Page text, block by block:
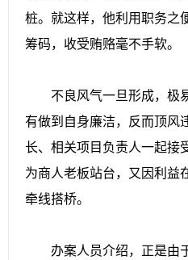
桩。就这样，他利用职务之
筹码，收受贿赂毫不手软。
不良风气一旦形成，极
有做到自身廉洁，反而顶风
长、相关项目负责人一起接
为商人老板站台，又因利益
牵线搭桥。
办案人员介绍，正是由